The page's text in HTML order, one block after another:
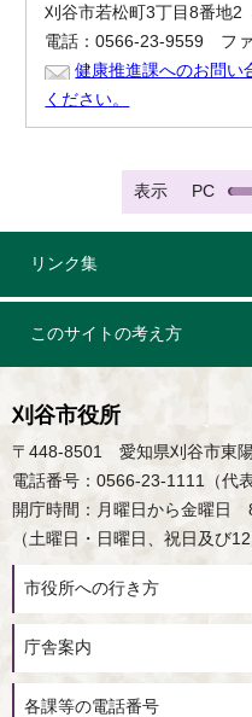
刈谷市若松町3丁目8番地2
電話：0566-23-9559 フ
健康推進課へのお問い
ください。
表示 PC
リンク集
このサイトの考え方
刈谷市役所
〒448-8501 愛知県刈谷市東
電話番号：0566-23-1111（代表
開庁時間：月曜日から金曜日
（土曜日・日曜日、祝日及び
市役所への行き方
庁舎案内
各課等の電話番号